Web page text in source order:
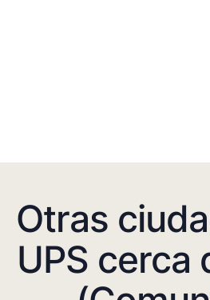
Otras
UPS cerca